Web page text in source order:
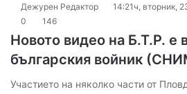
Дежурен Редактор
14:21ч, вторник,
0
146
Новото видео на Б.Т.Р. е
българския войник
Участието на няколко части от